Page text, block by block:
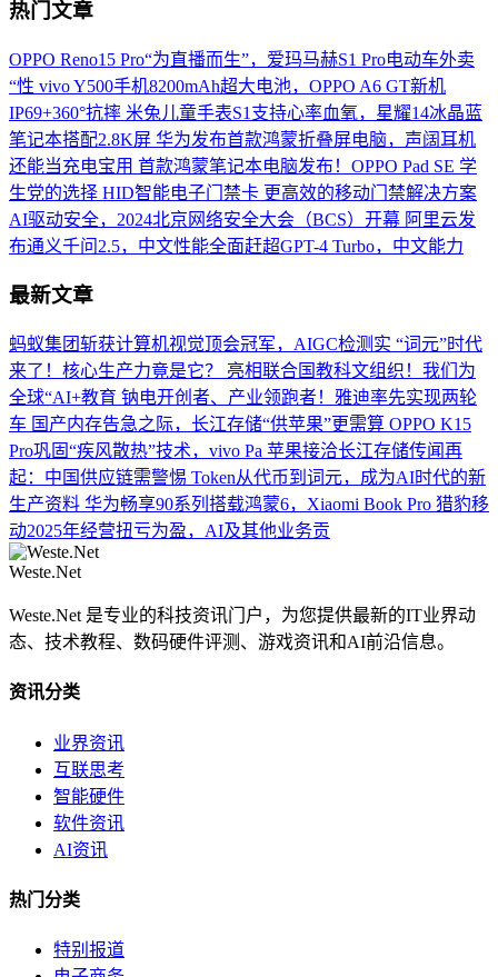
热门文章
OPPO Reno15 Pro“为直播而生”，爱玛马赫S1 Pro电动车外卖
“性 vivo Y500手机8200mAh超大电池，OPPO A6 GT新机
IP69+360°抗摔 米兔儿童手表S1支持心率血氧，星耀14冰晶蓝
笔记本搭配2.8K屏 华为发布首款鸿蒙折叠屏电脑，声阔耳机
还能当充电宝用 首款鸿蒙笔记本电脑发布！OPPO Pad SE 学
生党的选择 HID智能电子门禁卡 更高效的移动门禁解决方案
AI驱动安全，2024北京网络安全大会（BCS）开幕 阿里云发
布通义千问2.5，中文性能全面赶超GPT-4 Turbo，中文能力
最新文章
蚂蚁集团斩获计算机视觉顶会冠军，AIGC检测实 “词元”时代
来了！核心生产力竟是它？
亮相联合国教科文组织！我们为
全球“AI+教育 钠电开创者、产业领跑者！雅迪率先实现两轮
车 国产内存告急之际，长江存储“供苹果”更需算 OPPO K15
Pro巩固“疾风散热”技术，vivo Pa 苹果接洽长江存储传闻再
起：中国供应链需警惕 Token从代币到词元，成为AI时代的新
生产资料 华为畅享90系列搭载鸿蒙6，Xiaomi Book Pro 猎豹移
动2025年经营扭亏为盈，AI及其他业务贡
Weste.Net
Weste.Net 是专业的科技资讯门户，为您提供最新的IT业界动
态、技术教程、数码硬件评测、游戏资讯和AI前沿信息。
资讯分类
业界资讯
互联思考
智能硬件
软件资讯
AI资讯
热门分类
特别报道